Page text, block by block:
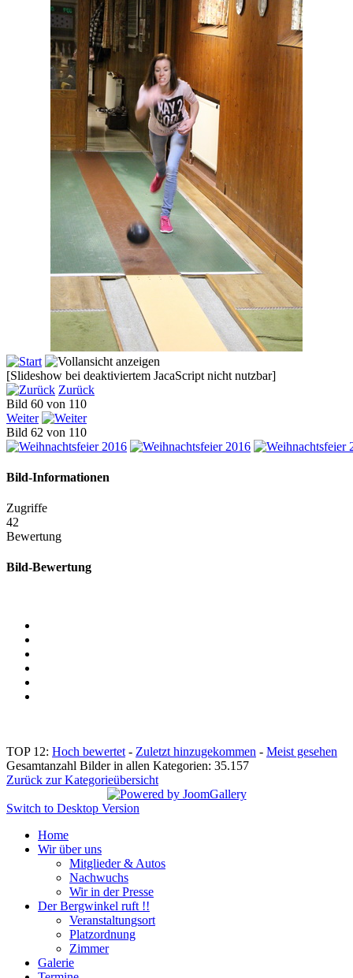
[Slideshow bei deaktiviertem JacaScript nicht nutzbar]
Zurück
Bild 60 von 110
Weiter
Bild 62 von 110
Bild-Informationen
Zugriffe
42
Bewertung
Bild-Bewertung
TOP 12: Hoch bewertet - Zuletzt hinzugekommen - Meist gesehen
Gesamtanzahl Bilder in allen Kategorien: 35.157
Zurück zur Kategorieübersicht
Switch to Desktop Version
Home
Wir über uns
Mitglieder & Autos
Nachwuchs
Wir in der Presse
Der Bergwinkel ruft !!
Veranstaltungsort
Platzordnung
Zimmer
Galerie